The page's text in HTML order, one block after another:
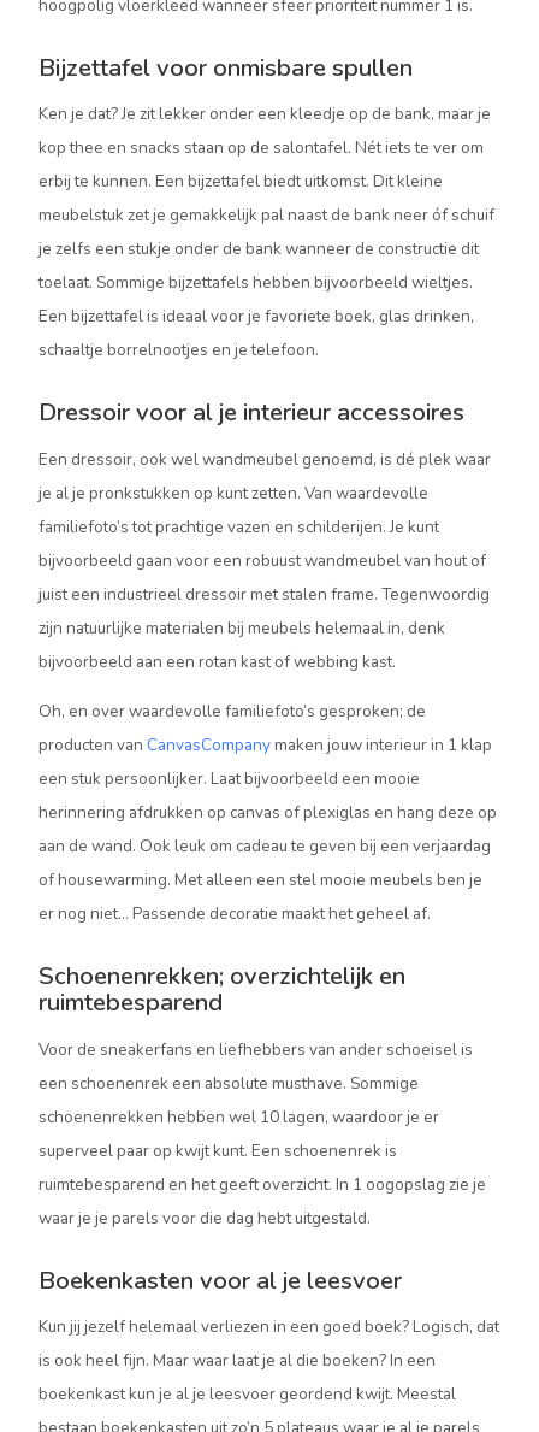
hoogpolig vloerkleed wanneer sfeer prioriteit nummer 1 is.
Bijzettafel voor onmisbare spullen
Ken je dat? Je zit lekker onder een kleedje op de bank, maar je
kop thee en snacks staan op de salontafel. Nét iets te ver om
erbij te kunnen. Een bijzettafel biedt uitkomst. Dit kleine
meubelstuk zet je gemakkelijk pal naast de bank neer óf schuif
je zelfs een stukje onder de bank wanneer de constructie dit
toelaat. Sommige bijzettafels hebben bijvoorbeeld wieltjes.
Een bijzettafel is ideaal voor je favoriete boek, glas drinken,
schaaltje borrelnootjes en je telefoon.
Dressoir voor al je interieur accessoires
Een dressoir, ook wel wandmeubel genoemd, is dé plek waar
je al je pronkstukken op kunt zetten. Van waardevolle
familiefoto’s tot prachtige vazen en schilderijen. Je kunt
bijvoorbeeld gaan voor een robuust wandmeubel van hout of
juist een industrieel dressoir met stalen frame. Tegenwoordig
zijn natuurlijke materialen bij meubels helemaal in, denk
bijvoorbeeld aan een rotan kast of webbing kast.
Oh, en over waardevolle familiefoto’s gesproken; de
producten van CanvasCompanymaken jouw interieur in 1 klap
een stuk persoonlijker. Laat bijvoorbeeld een mooie
herinnering afdrukken op canvas of plexiglas en hang deze op
aan de wand. Ook leuk om cadeau te geven bij een verjaardag
of housewarming. Met alleen een stel mooie meubels ben je
er nog niet… Passende decoratie maakt het geheel af.
Schoenenrekken; overzichtelijk en
ruimtebesparend
Voor de sneakerfans en liefhebbers van ander schoeisel is
een schoenenrek een absolute musthave. Sommige
schoenenrekken hebben wel 10 lagen, waardoor je er
superveel paar op kwijt kunt. Een schoenenrek is
ruimtebesparend en het geeft overzicht. In 1 oogopslag zie je
waar je je parels voor die dag hebt uitgestald.
Boekenkasten voor al je leesvoer
Kun jij jezelf helemaal verliezen in een goed boek? Logisch, dat
is ook heel fijn. Maar waar laat je al die boeken? In een
boekenkast kun je al je leesvoer geordend kwijt. Meestal